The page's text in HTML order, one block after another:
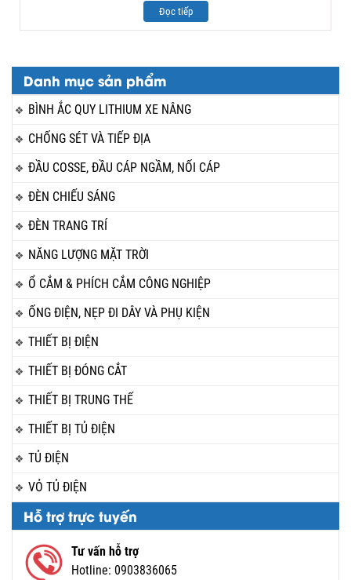
Danh mục sản phẩm
BÌNH ẮC QUY LITHIUM XE NÂNG
CHỐNG SÉT VÀ TIẾP ĐỊA
ĐẦU COSSE, ĐẦU CÁP NGẦM, NỐI CÁP
ĐÈN CHIẾU SÁNG
ĐÈN TRANG TRÍ
NĂNG LƯỢNG MẶT TRỜI
Ổ CẮM & PHÍCH CẮM CÔNG NGHIỆP
ỐNG ĐIỆN, NẸP ĐI DÂY VÀ PHỤ KIỆN
THIẾT BỊ ĐIỆN
THIẾT BỊ ĐÓNG CẮT
THIẾT BỊ TRUNG THẾ
THIẾT BỊ TỦ ĐIỆN
TỦ ĐIỆN
VỎ TỦ ĐIỆN
Hỗ trợ trực tuyến
Tư vấn hỗ trợ
Hotline: 0903836065
Đọc tiếp